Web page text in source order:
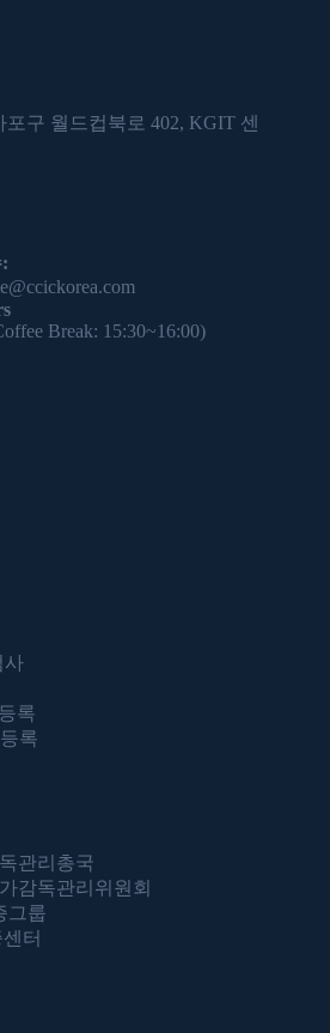
구 월드컵북로 402, KGIT 센
Break: 15:30~16:00)
사
록
록
관리총국
감독관리위원회
그룹
터